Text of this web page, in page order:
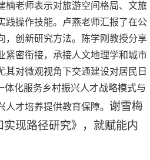
楠老师表示对旅游空间格局、文旅
践操作技能。卢燕老师汇报了在公
，创新研究方法。陈学刚教授分享
紧密衔接，承接人文地理学和城市
对微观视角下交通建设对居民日
化服务乡村振兴人才战略模式与
人才培养提供教育保障。 谢雪梅
现路径研究》，就赋能内